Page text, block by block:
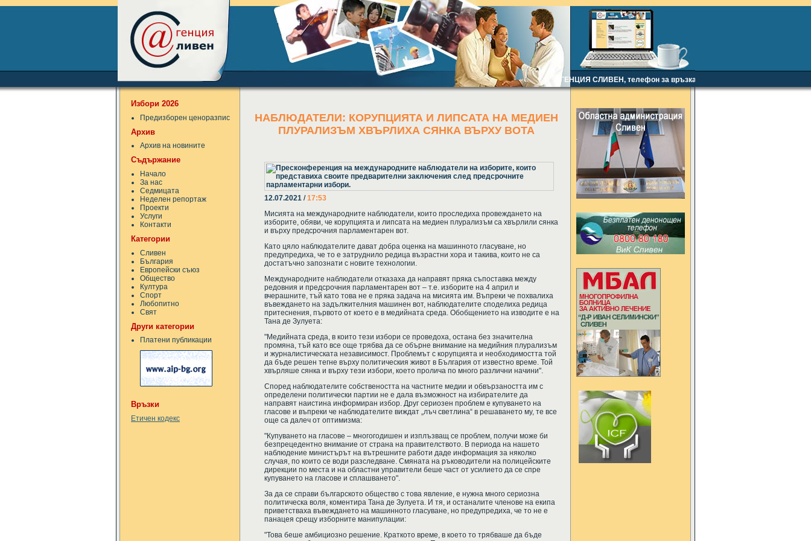
АГЕНЦИЯ СЛИВЕН, телефон за връзка: +359886438912, e-mail:
Избори 2026
Предизборен ценоразпис
Архив
Архив на новините
Съдържание
Начало
За нас
Седмицата
Неделен репортаж
Проекти
Услуги
Контакти
Категории
Сливен
България
Европейски съюз
Общество
Култура
Спорт
Любопитно
Свят
Други категории
Платени публикации
Връзки
Етичен кодекс
НАБЛЮДАТЕЛИ: КОРУПЦИЯТА И ЛИПСАТА НА МЕДИЕН
ПЛУРАЛИЗЪМ ХВЪРЛИХА СЯНКА ВЪРХУ ВОТА
12.07.2021 /17:53
Мисията на международните наблюдатели, които проследиха провеждането на
изборите, обяви, че корупцията и липсата на медиен плурализъм са хвърлили сянка
и върху предсрочния парламентарен вот.
Като цяло наблюдателите дават добра оценка на машинното гласуване, но
предупредиха, че то е затруднило редица възрастни хора и такива, които не са
достатъчно запознати с новите технологии.
Международните наблюдатели отказаха да направят пряка съпоставка между
редовния и предсрочния парламентарен вот – т.е. изборите на 4 април и
вчерашните, тъй като това не е пряка задача на мисията им. Въпреки че похвалиха
въвеждането на задължителния машинен вот, наблюдателите споделиха редица
притеснения, първото от което е в медийната среда. Обобщението на изводите е на
Тана де Зулуета:
"Медийната среда, в които тези избори се проведоха, остана без значителна
промяна, тъй като все още трябва да се обърне внимание на медийния плурализъм
и журналистическата независимост. Проблемът с корупцията и необходимостта той
да бъде решен тегне върху политическия живот в България от известно време. Той
хвърляше сянка и върху тези избори, което пролича по много различни начини".
Според наблюдателите собствеността на частните медии и обвързаността им с
определени политически партии не е дала възможност на избирателите да
направят наистина информиран избор. Друг сериозен проблем е купуването на
гласове и въпреки че наблюдателите виждат „лъч светлина“ в решаването му, те все
още са далеч от оптимизма:
"Купуването на гласове – многогодишен и изплъзващ се проблем, получи може би
безпрецедентно внимание от страна на правителството. В периода на нашето
наблюдение министърът на вътрешните работи даде информация за няколко
случая, по които се води разследване. Смяната на ръководители на полицейските
дирекции по места и на областни управители беше част от усилието да се спре
купуването на гласове и сплашването".
За да се справи българското общество с това явление, е нужна много сериозна
политическа воля, коментира Тана де Зулуета. И тя, и останалите членове на екипа
приветстваха въвеждането на машинното гласуване, но предупредиха, че то не е
панацея срещу изборните манипулации:
"Това беше амбициозно решение. Краткото време, в което то трябваше да бъде